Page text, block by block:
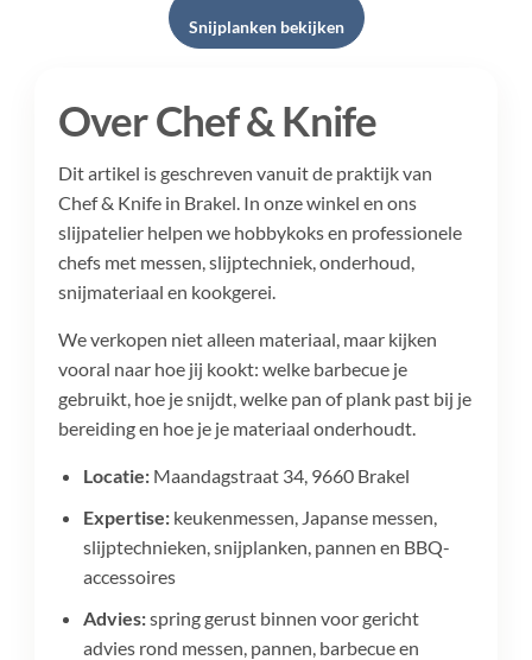
Snijplanken bekijken
Over Chef & Knife
Dit artikel is geschreven vanuit de praktijk van
Chef & Knife in Brakel. In onze winkel en ons
slijpatelier helpen we hobbykoks en professionele
chefs met messen, slijptechniek, onderhoud,
snijmateriaal en kookgerei.
We verkopen niet alleen materiaal, maar kijken
vooral naar hoe jij kookt: welke barbecue je
gebruikt, hoe je snijdt, welke pan of plank past bij je
bereiding en hoe je je materiaal onderhoudt.
Locatie:Maandagstraat 34, 9660 Brakel
Expertise:keukenmessen, Japanse messen,
slijptechnieken, snijplanken, pannen en BBQ-
accessoires
Advies:spring gerust binnen voor gericht
advies rond messen, pannen, barbecue en